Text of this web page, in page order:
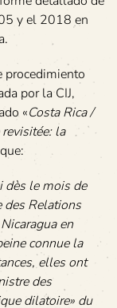
y el 2018 en
procedimiento
por la CIJ,
«Costa Rica /
la
dès le mois de
Relations
en
connue la
elles ont
des
dilatoire» du